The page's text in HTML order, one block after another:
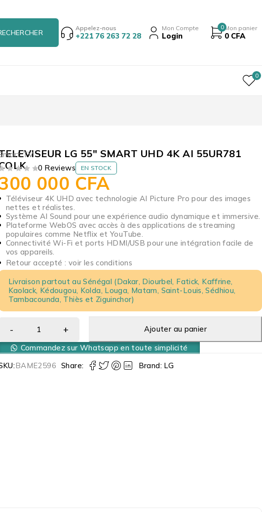
Appelez-nous
+221 76 263 72 28
Mon Compte
Login
0 Mon panier
0 CFA
0
TV
LG 55″ SMART UHD 4K AI 55UR781
0 Reviews EN STOCK
000 CFA
Téléviseur 4K UHD avec technologie AI Picture Pro pour des images
nettes et réalistes.
Système AI Sound pour une expérience audio dynamique et immersive.
Plateforme WebOS avec accès à des applications de streaming
populaires comme Netflix et YouTube.
Connectivité Wi-Fi et ports HDMI/USB pour une intégration facile de
vos appareils.
Retour accepté : voir les conditions
Livraison partout au Sénégal (Dakar, Diourbel, Fatick, Kaffrine,
Kaolack, Kédougou, Kolda, Louga, Matam, Saint-Louis, Sédhiou,
Tambacounda, Thiès et Ziguinchor)
Ajouter au panier
Commandez sur Whatsapp en toute simplicité
BAME2596 Share: Brand: LG